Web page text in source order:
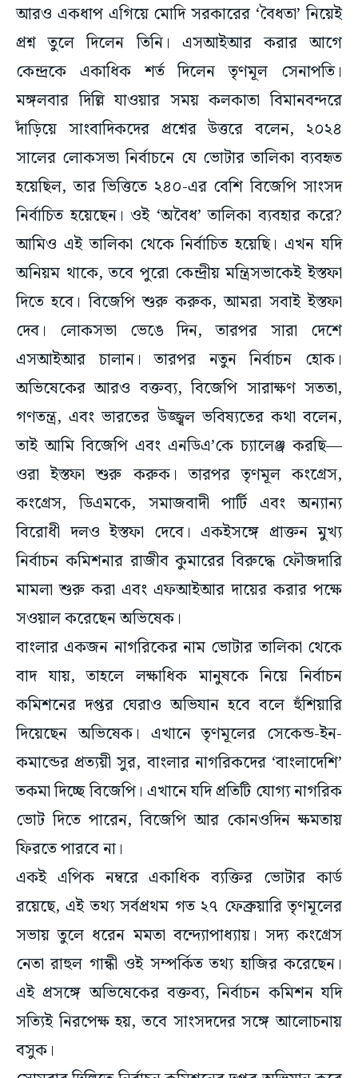
আরও একধাপ এগিয়ে মোদি সরকারের ‘বৈধতা’ নিয়েই
প্রশ্ন তুলে দিলেন তিনি। এসআইআর করার আগে
কেন্দ্রকে একাধিক শর্ত দিলেন তৃণমূল সেনাপতি।
মঙ্গলবার দিল্লি যাওয়ার সময় কলকাতা বিমানবন্দরে
দাঁড়িয়ে সাংবাদিকদের প্রশ্নের উত্তরে বলেন, ২০২৪
সালের লোকসভা নির্বাচনে যে ভোটার তালিকা ব্যবহৃত
হয়েছিল, তার ভিত্তিতে ২৪০-এর বেশি বিজেপি সাংসদ
নির্বাচিত হয়েছেন। ওই ‘অবৈধ’ তালিকা ব্যবহার করে?
আমিও এই তালিকা থেকে নির্বাচিত হয়েছি। এখন যদি
অনিয়ম থাকে, তবে পুরো কেন্দ্রীয় মন্ত্রিসভাকেই ইস্তফা
দিতে হবে। বিজেপি শুরু করুক, আমরা সবাই ইস্তফা
দেব। লোকসভা ভেঙে দিন, তারপর সারা দেশে
এসআইআর চালান। তারপর নতুন নির্বাচন হোক।
অভিষেকের আরও বক্তব্য, বিজেপি সারাক্ষণ সততা,
গণতন্ত্র, এবং ভারতের উজ্জ্বল ভবিষ্যতের কথা বলেন,
তাই আমি বিজেপি এবং এনডিএ’কে চ্যালেঞ্জ করছি—
ওরা ইস্তফা শুরু করুক। তারপর তৃণমূল কংগ্রেস,
কংগ্রেস, ডিএমকে, সমাজবাদী পার্টি এবং অন্যান্য
বিরোধী দলও ইস্তফা দেবে। একইসঙ্গে প্রাক্তন মুখ্য
নির্বাচন কমিশনার রাজীব কুমারের বিরুদ্ধে ফৌজদারি
মামলা শুরু করা এবং এফআইআর দায়ের করার পক্ষে
সওয়াল করেছেন অভিষেক।
বাংলার একজন নাগরিকের নাম ভোটার তালিকা থেকে
বাদ যায়, তাহলে লক্ষাধিক মানুষকে নিয়ে নির্বাচন
কমিশনের দপ্তর ঘেরাও অভিযান হবে বলে হুঁশিয়ারি
দিয়েছেন অভিষেক। এখানে তৃণমূলের সেকেন্ড-ইন-
কমান্ডের প্রত্যয়ী সুর, বাংলার নাগরিকদের ‘বাংলাদেশি’
তকমা দিচ্ছে বিজেপি। এখানে যদি প্রতিটি যোগ্য নাগরিক
ভোট দিতে পারেন, বিজেপি আর কোনওদিন ক্ষমতায়
ফিরতে পারবে না।
একই এপিক নম্বরে একাধিক ব্যক্তির ভোটার কার্ড
রয়েছে, এই তথ্য সর্বপ্রথম গত ২৭ ফেব্রুয়ারি তৃণমূলের
সভায় তুলে ধরেন মমতা বন্দ্যোপাধ্যায়। সদ্য কংগ্রেস
নেতা রাহুল গান্ধী ওই সম্পর্কিত তথ্য হাজির করেছেন।
এই প্রসঙ্গে অভিষেকের বক্তব্য, নির্বাচন কমিশন যদি
সত্যিই নিরপেক্ষ হয়, তবে সাংসদদের সঙ্গে আলোচনায়
বসুক।